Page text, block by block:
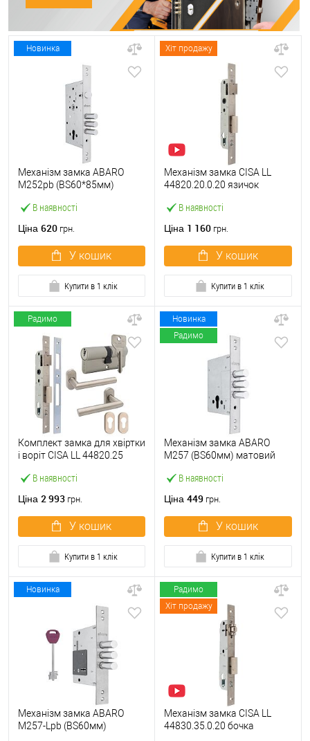
Новинка
В наявності
Механізм замка ABARO
M252pb (BS60*85мм)
пакування без зв.планки
Ціна 620 грн.
У кошик
Купити в 1 клік
Хіт продажу
В наявності
Механізм замка CISA LL
44820.20.0.20 язичок
нержавіюча сталь
Ціна 1 160 грн.
У кошик
Купити в 1 клік
Радимо
В наявності
Комплект замка для хвіртки
і воріт CISA LL 44820.25
C2000 60 мм та ручками
Ціна 2 993 грн.
У кошик
Купити в 1 клік
Новинка
Радимо
В наявності
Механізм замка ABARO
M257 (BS60мм) матовий
Ціна 449 грн.
У кошик
Купити в 1 клік
Новинка
Механізм замка ABARO
M257-Lpb (BS60мм)
Радимо
Хіт продажу
Механізм замка CISA LL
44830.35.0.20 бочка